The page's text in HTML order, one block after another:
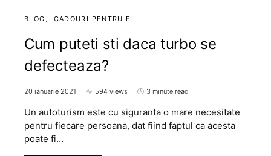
BLOG CADOURI PENTRU EL
Cum puteti sti daca turbo se
defecteaza?
20 ianuarie 2021 594 views 3 minute read
Un autoturism este cu siguranta o mare necesitate
pentru fiecare persoana, dat fiind faptul ca acesta
poate fi…